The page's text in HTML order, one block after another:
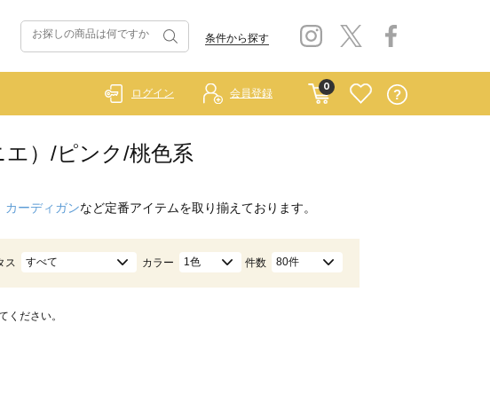
条件から探す
0
ログイン 会員登録
エ）/ピンク/桃色系
カーディガンなど定番アイテムを取り揃えております。
ス すべて カラー 1色 件数 80件
ください。